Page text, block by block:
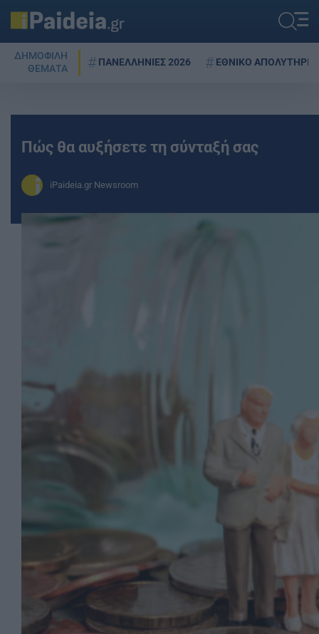
ΔΗΜΟΦΙΛΗ
ΘΕΜΑΤΑ
ΠΑΝΕΛΛΗΝΙΕΣ 2026 ΕΘΝΙΚΟ ΑΠΟΛΥΤΗΡΙΟ
Πώς θα αυξήσετε τη σύνταξή σας
iPaideia.gr Newsroom